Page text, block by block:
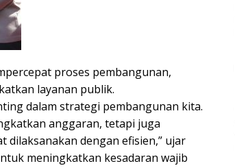
proses pembangunan,
layanan publik.
dalam strategi pembangunan kita.
anggaran, tetapi juga
dilaksanakan dengan efisien,” ujar
meningkatkan kesadaran wajib